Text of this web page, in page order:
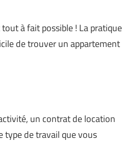
à fait possible ! La pratique
de trouver un appartement
un contrat de location
type de travail que vous